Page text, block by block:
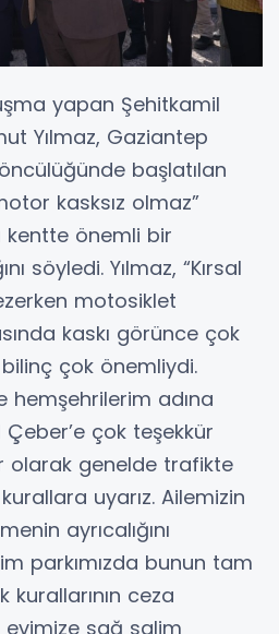
yapan Şehitkamil
Yılmaz, Gaziantep
başlatılan
kasksız olmaz”
kentte önemli bir
söyledi. Yılmaz, “Kırsal
motosiklet
kaskı görünce çok
çok önemliydi.
hemşehrilerim adına
Çeber’e çok teşekkür
olarak genelde trafikte
uyarız. Ailemizin
ayrıcalığını
parkımızda bunun tam
ceza
sağ salim